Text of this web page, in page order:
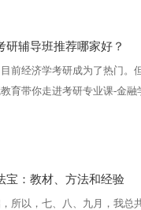
研辅导班推荐哪家好？
前经济学考研成为了热门。
育带你走进考研专业课-金
宝：教材、方法和经验
所以，七、八、九月，我总